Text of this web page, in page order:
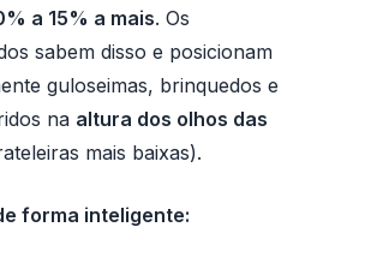
a 15% a mais. Os
sabem disso e posicionam
guloseimas, brinquedos e
na altura dos olhos das
mais baixas).
forma inteligente: